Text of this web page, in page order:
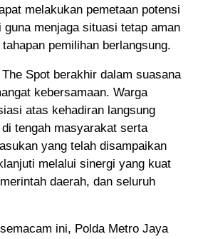
melakukan pemetaan potensi
guna menjaga situasi tetap aman
pemilihan berlangsung.
Spot berakhir dalam suasana
kebersamaan. Warga
atas kehadiran langsung
tengah masyarakat serta
yang telah disampaikan
melalui sinergi yang kuat
daerah, dan seluruh
ini, Polda Metro Jaya